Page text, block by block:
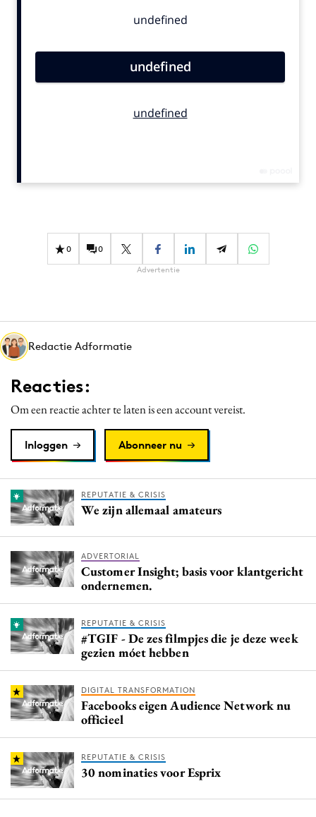
Campagnes
Data & Insights
Digital transformation
Interne communicatie
Martech
Media
Programmatic
Purpose Marketing
Reputatie & crisis
0 0
Advertentie
Redactie Adformatie
Reacties:
Om een reactie achter te laten is een account vereist.
Inloggen Abonneer nu
REPUTATIE & CRISIS
We zijn allemaal amateurs
ADVERTORIAL
Customer Insight; basis voor klantgericht
ondernemen.
REPUTATIE & CRISIS
#TGIF - De zes filmpjes die je deze week
gezien móet hebben
DIGITAL TRANSFORMATION
Facebooks eigen Audience Network nu
officieel
REPUTATIE & CRISIS
30 nominaties voor Esprix